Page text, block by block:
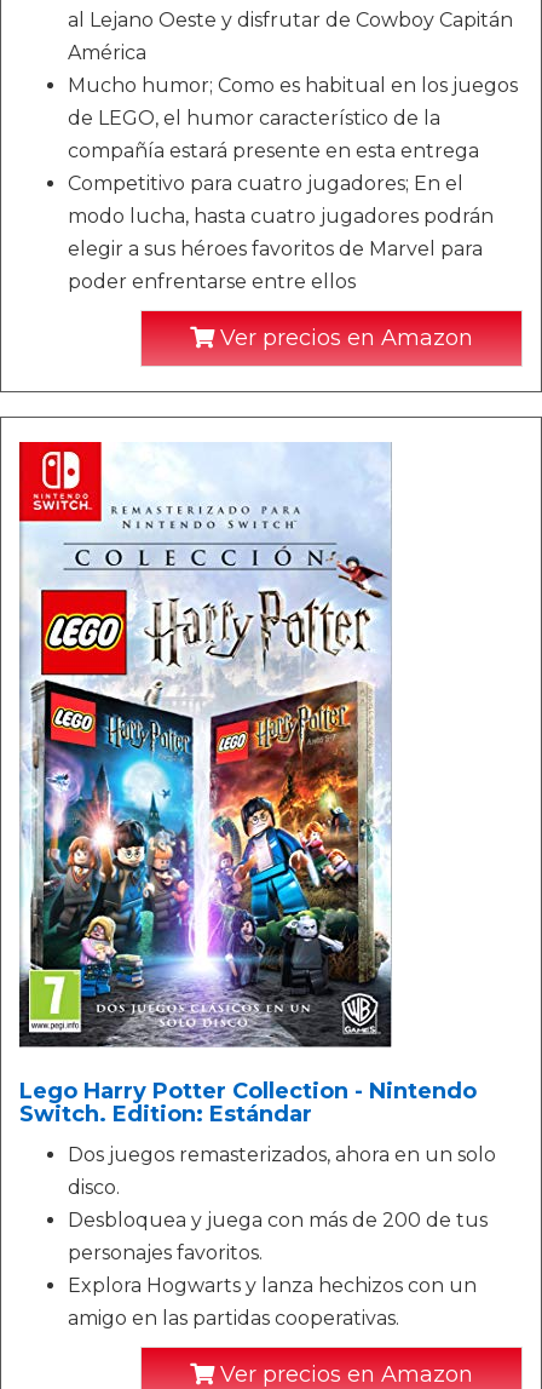
al Lejano Oeste y disfrutar de Cowboy Capitán
América
Mucho humor; Como es habitual en los juegos
de LEGO, el humor característico de la
compañía estará presente en esta entrega
Competitivo para cuatro jugadores; En el
modo lucha, hasta cuatro jugadores podrán
elegir a sus héroes favoritos de Marvel para
poder enfrentarse entre ellos
Ver precios en Amazon
Lego Harry Potter Collection - Nintendo
Switch. Edition: Estándar
Dos juegos remasterizados, ahora en un solo
disco.
Desbloquea y juega con más de 200 de tus
personajes favoritos.
Explora Hogwarts y lanza hechizos con un
amigo en las partidas cooperativas.
Ver precios en Amazon